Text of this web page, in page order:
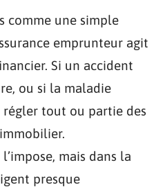
comme une simple
emprunteur agit
Si un accident
ou si la maladie
régler tout ou partie des
mais dans la
presque